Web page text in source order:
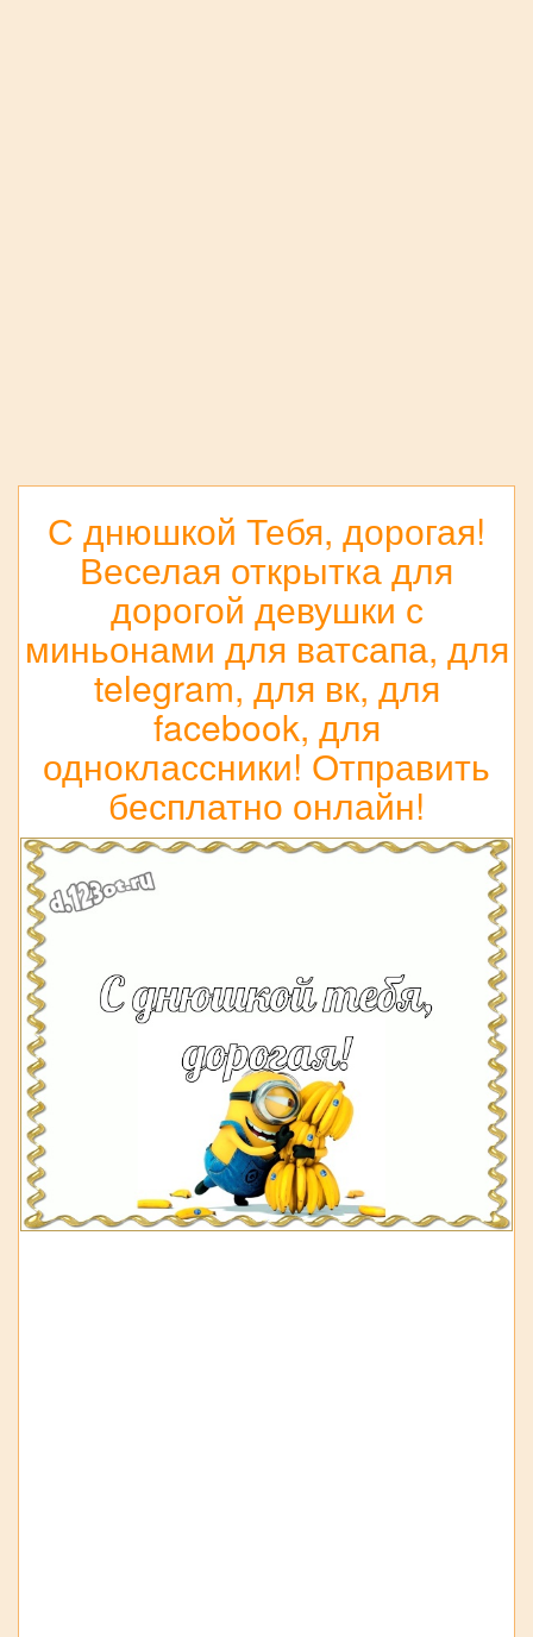
С днюшкой Тебя, дорогая!
Веселая открытка для
дорогой девушки с
миньонами для ватсапа, для
telegram, для вк, для
facebook, для
одноклассники! Отправить
бесплатно онлайн!